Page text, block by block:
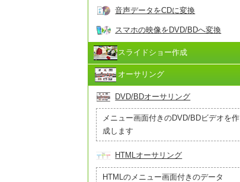
音声データをCDに変換
スマホの映像をDVD/BDへ変換
スライドショー作成
オーサリング
DVD/BDオーサリング
メニュー画面付きのDVD/BDビデオを作
成します
HTMLオーサリング
HTMLのメニュー画面付きのデータ